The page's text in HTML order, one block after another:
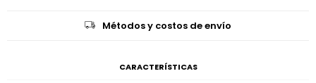
Métodos y costos de envío
CARACTERÍSTICAS